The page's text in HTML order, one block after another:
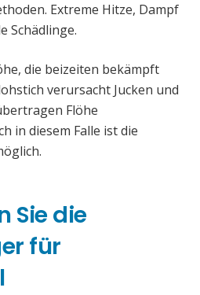
Extreme Hitze, Dampf
Schädlinge.
die beizeiten bekämpft
verursacht Jucken und
Flöhe
in diesem Falle ist die
Sie die
für